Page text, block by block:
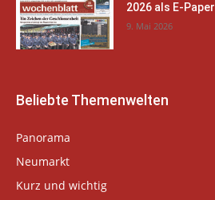
2026 als E-Paper
9. Mai 2026
Beliebte Themenwelten
Panorama
Neumarkt
Kurz und wichtig